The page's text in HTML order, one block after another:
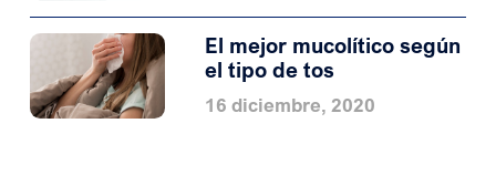
El mejor mucolítico según
el tipo de tos
16 diciembre, 2020